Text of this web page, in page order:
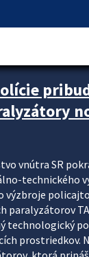
upútavok
vnútra SR
technického
výzbroje
paralyzátorov
technologický
prostriedkov.